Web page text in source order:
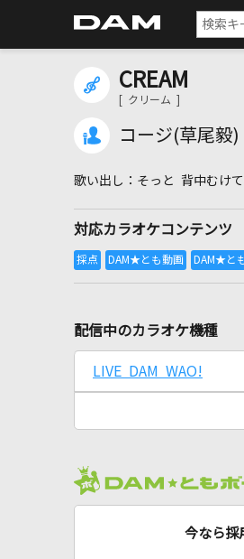
CREAM
[ クリーム ]
コージ(草尾毅)
そっと 背中むけ
対応カラオケコンテンツ
配信中のカラオケ機種
LIVE DAM WAO!
今なら採